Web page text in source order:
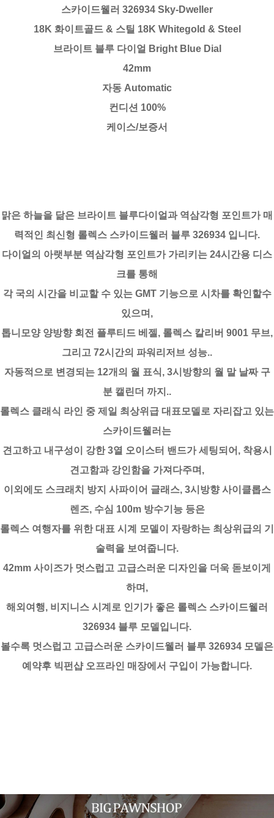
스카이드웰러 326934 Sky-Dweller
18K 화이트골드 & 스틸 18K Whitegold & Steel
브라이트 블루 다이얼 Bright Blue Dial
42mm
자동 Automatic
컨디션 100%
케이스/보증서
맑은 하늘을 닮은 브라이트 블루다이얼과 역삼각형 포인트가 매
력적인 최신형 롤렉스 스카이드웰러 블루 326934 입니다.
다이얼의 아랫부분 역삼각형 포인트가 가리키는 24시간용 디스
크를 통해
각 국의 시간을 비교할 수 있는 GMT 기능으로 시차를 확인할수
있으며,
톱니모양 양방향 회전 플루티드 베젤, 롤렉스 칼리버 9001 무브,
그리고 72시간의 파워리저브 성능..
자동적으로 변경되는 12개의 월 표식, 3시방향의 월 말 날짜 구
분 캘린더 까지..
롤렉스 클래식 라인 중 제일 최상위급 대표모델로 자리잡고 있는
스카이드웰러는
견고하고 내구성이 강한 3열 오이스터 밴드가 세팅되어, 착용시
견고함과 강인함을 가져다주며,
이외에도 스크래치 방지 사파이어 글래스, 3시방향 사이클롭스
렌즈, 수심 100m 방수기능 등은
롤렉스 여행자를 위한 대표 시계 모델이 자랑하는 최상위급의 기
술력을 보여줍니다.
42mm 사이즈가 멋스럽고 고급스러운 디자인을 더욱 돋보이게
하며,
해외여행, 비지니스 시계로 인기가 좋은 롤렉스 스카이드웰러
326934 블루 모델입니다.
볼수록 멋스럽고 고급스러운 스카이드웰러 블루 326934 모델은
예약후 빅펀샵 오프라인 매장에서 구입이 가능합니다.